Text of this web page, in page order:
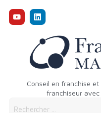
Conseil en franchise
franchiseur